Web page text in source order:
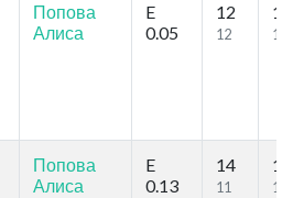
Попова
Алиса
E
0.05
12
12
16
16
Попова
Алиса
E
0.13
14
11
16
13